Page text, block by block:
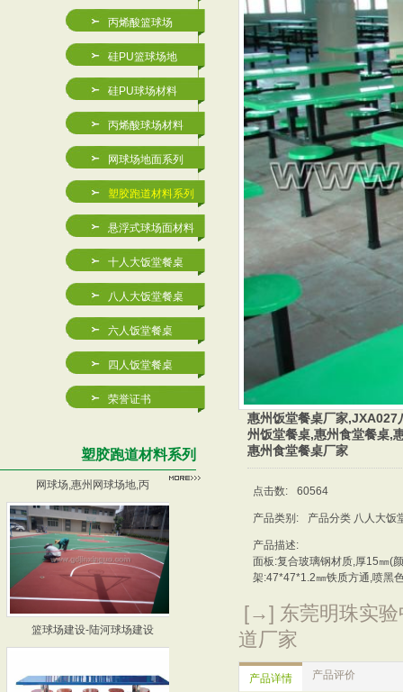
丙烯酸篮球场
硅PU篮球场地
硅PU球场材料
丙烯酸球场材料
网球场地面系列
塑胶跑道材料系列
悬浮式球场面材料
十人大饭堂餐桌
八人大饭堂餐桌
六人饭堂餐桌
四人饭堂餐桌
荣誉证书
塑胶跑道材料系列
丙烯酸篮球场厂家-深圳金
2023塑胶篮球场/塑胶 篮球场施工厂家,惠州篮球
网球场,惠州网球场地,丙 深圳网球场,深圳网球场地
篮球场建设-陆河球场建设 篮球场建设厂家-深圳蓝球
惠州饭堂餐桌厂家,JXA027
州饭堂餐桌,惠州食堂餐桌,
惠州食堂餐桌厂家
点击数: 60564
产品类别: 产品分类 八人大饭
产品描述:
面板:复合玻璃钢材质,厚15㎜(
架:47*47*1.2㎜铁质方通,喷黑
[→] 东莞明珠实验
道厂家
产品详情 产品评价